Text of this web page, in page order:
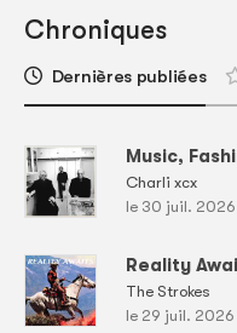
Chroniques
Dernières publiées
Music,
Charli xcx
le 30 juil. 2026
Reality
The Strokes
le 29 juil. 2026